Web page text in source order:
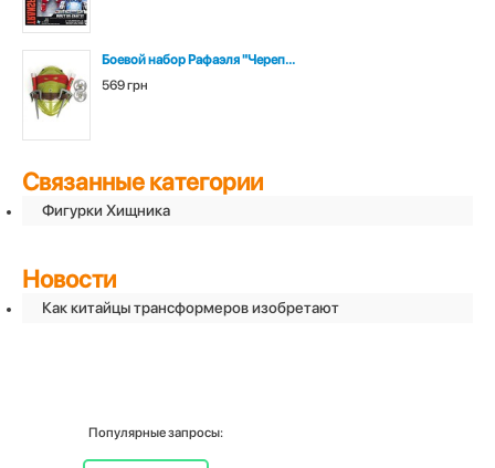
Боевой набор Рафаэля "Череп...
569 грн
Связанные категории
Фигурки Хищника
Новости
Как китайцы трансформеров изобретают
Популярные запросы: